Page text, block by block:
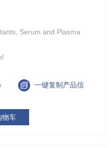
Serum and Plasma
一键复制产品信
物车